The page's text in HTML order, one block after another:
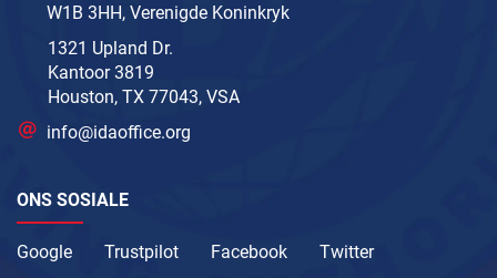
W1B 3HH, Verenigde Koninkryk
1321 Upland Dr.
Kantoor 3819
Houston, TX 77043, VSA
info@idaoffice.org
ONS SOSIALE
Google Trustpilot Facebook
Twitter